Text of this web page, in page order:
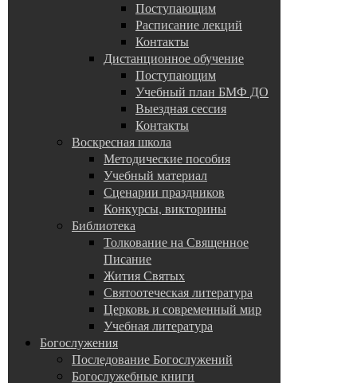
Поступающим
Расписание лекций
Контакты
Дистанционное обучение
Поступающим
Учебный план БМФ ДО
Выездная сессия
Контакты
Воскресная школа
Методические пособия
Учебный материал
Сценарии праздников
Конкурсы, викторины
Библиотека
Толкование на Священное
Писание
Жития Святых
Святоотеческая литература
Церковь и современный мир
Учебная литература
Богослужения
Последование Богослужений
Богослужебные книги